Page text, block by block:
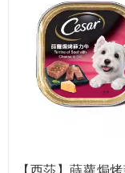
成人照護
美容／個人清潔
食品／健康食補
購物金查詢
優惠券領取
優惠券查詢
【西莎】蒔蘿焗